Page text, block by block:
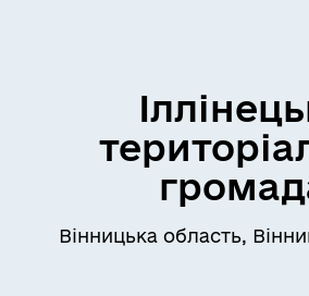
Вінницька область,